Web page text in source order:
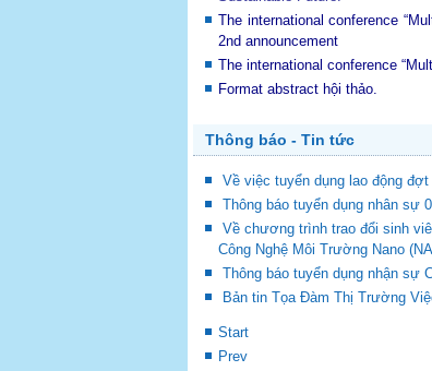
The international conference
2nd announcement
The international conference
Format abstract hội thảo.
Thông báo - Tin tức
Về việc tuyển dụng lao động đợt
Thông báo tuyển dụng nhân sự
Về chương trình trao đổi sinh
Công Nghệ Môi Trường Nano
Thông báo tuyển dụng nhận sự
Bản tin Tọa Đàm Thị Trường
Start
Prev